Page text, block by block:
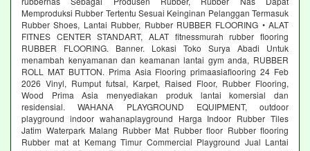
Memproduksi Rubber Tertentu Sesuai Keinginan Pelanggan Termasuk
Rubber Shoes, Lantai Rubber, Rubber RUBBER FLOORING • ALAT
FITNES CENTER STANDART, ALAT fitnessmurah rubber flooring
RUBBER FLOORING. Banner. Lokasi Toko Surya Abadi Untuk
menambah kenyamanan dan keamanan lantai gym anda, RUBBER
ROLL MAT BUTTON. Prima Asia Flooring primaasiaflooring 24 Feb
2026 Vinyl, Rumput futsal, Karpet, Raised Floor, Rubber Flooring,
Wood Prima Asia menyediakan produk lantai komersial dan
residensial. WAHANA PLAYGROUND EQUIPMENT, outdoor
playground indoor wahanaplayground Harga Indoor Rubber Tiles
Jatim Waterpark Malang Rubber Mat Rubber floor Rubber flooring
Rubber mat at Kemang Timur Commercial Playground Jual Lantai